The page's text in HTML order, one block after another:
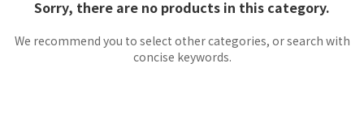
Sorry, there are no products in this category.
We recommend you to select other categories, or search with
concise keywords.